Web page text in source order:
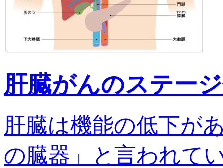
肝臓がんのステー
肝臓は機能の低下が
の臓器」と言われて